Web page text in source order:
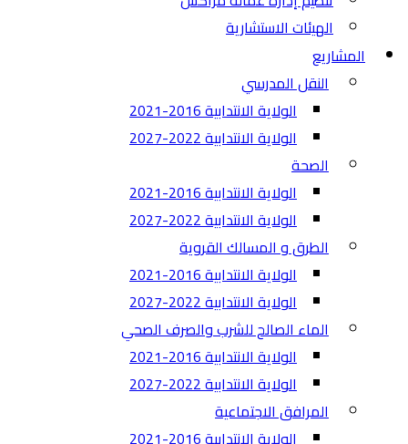
الهيئات الاستشارية
المشاريع
النقل المدرسي
الولاية الانتدابية 2016-2021
الولاية الانتدابية 2022-2027
الصحة
الولاية الانتدابية 2016-2021
الولاية الانتدابية 2022-2027
الطرق و المسالك القروية
الولاية الانتدابية 2016-2021
الولاية الانتدابية 2022-2027
الماء الصالح للشرب والصرف الصحي
الولاية الانتدابية 2016-2021
الولاية الانتدابية 2022-2027
المرافق الاجتماعية
الولاية الانتدابية 2016-2021